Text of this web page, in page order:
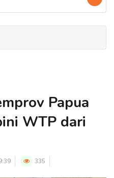
Papua
WTP dari
335